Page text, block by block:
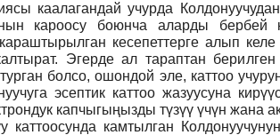
каалагандай учурда
кароосу боюнча аларды
кесепеттерге алып
Эгерде ал тараптан
болсо, ошондой эле, каттоо
эсептик каттоо жазуусуна
капчыгыңызды түзүү үчүн жана
каттоосунда камтылган